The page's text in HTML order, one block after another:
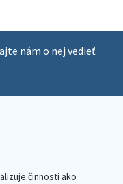
nám o nej vedieť.
činnosti ako